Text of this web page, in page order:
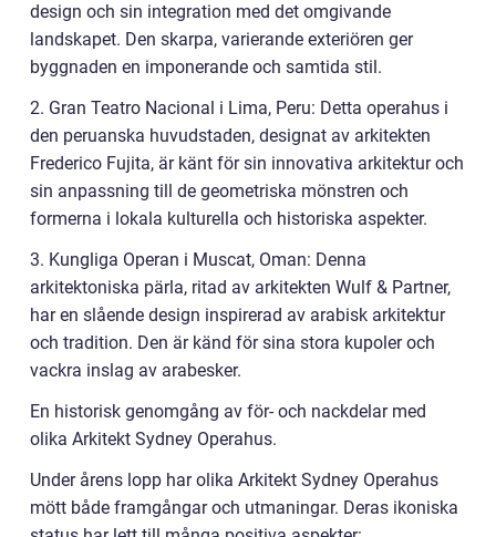
design och sin integration med det omgivande
landskapet. Den skarpa, varierande exteriören ger
byggnaden en imponerande och samtida stil.
2. Gran Teatro Nacional i Lima, Peru: Detta operahus i
den peruanska huvudstaden, designat av arkitekten
Frederico Fujita, är känt för sin innovativa arkitektur och
sin anpassning till de geometriska mönstren och
formerna i lokala kulturella och historiska aspekter.
3. Kungliga Operan i Muscat, Oman: Denna
arkitektoniska pärla, ritad av arkitekten Wulf & Partner,
har en slående design inspirerad av arabisk arkitektur
och tradition. Den är känd för sina stora kupoler och
vackra inslag av arabesker.
En historisk genomgång av för- och nackdelar med
olika Arkitekt Sydney Operahus.
Under årens lopp har olika Arkitekt Sydney Operahus
mött både framgångar och utmaningar. Deras ikoniska